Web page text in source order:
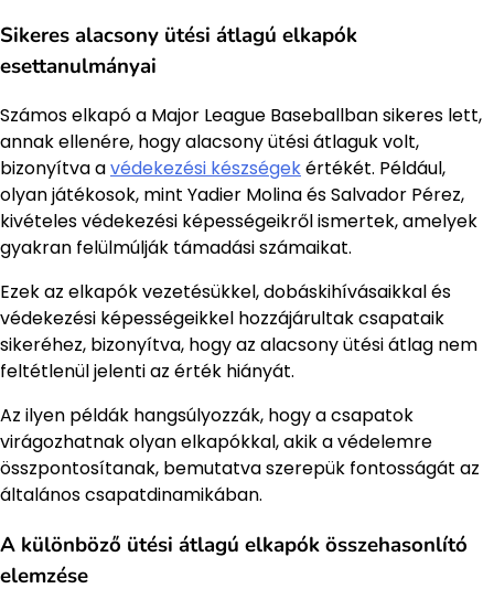
Sikeres alacsony ütési átlagú elkapók
esettanulmányai
Számos elkapó a Major League Baseballban sikeres lett,
annak ellenére, hogy alacsony ütési átlaguk volt,
bizonyítva avédekezési készségekértékét. Például,
olyan játékosok, mint Yadier Molina és Salvador Pérez,
kivételes védekezési képességeikről ismertek, amelyek
gyakran felülmúlják támadási számaikat.
Ezek az elkapók vezetésükkel, dobáskihívásaikkal és
védekezési képességeikkel hozzájárultak csapataik
sikeréhez, bizonyítva, hogy az alacsony ütési átlag nem
feltétlenül jelenti az érték hiányát.
Az ilyen példák hangsúlyozzák, hogy a csapatok
virágozhatnak olyan elkapókkal, akik a védelemre
összpontosítanak, bemutatva szerepük fontosságát az
általános csapatdinamikában.
A különböző ütési átlagú elkapók összehasonlító
elemzése